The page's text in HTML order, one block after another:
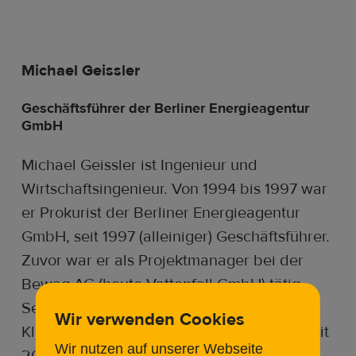
Michael Geissler
Geschäftsführer der Berliner Energieagentur
GmbH
Michael Geissler ist Ingenieur und
Wirtschaftsingenieur. Von 1994 bis 1997 war
er Prokurist der Berliner Energieagentur
GmbH, seit 1997 (alleiniger) Geschäftsführer.
Zuvor war er als Projektmanager bei der
Bewag AG (heute Vattenfall GmbH) tätig.
Seit 1998 ist er Mitglied des
Klimaschutzrates des Landes Berlin und seit
Wir verwenden Cookies
Wir nutzen auf unserer Webseite